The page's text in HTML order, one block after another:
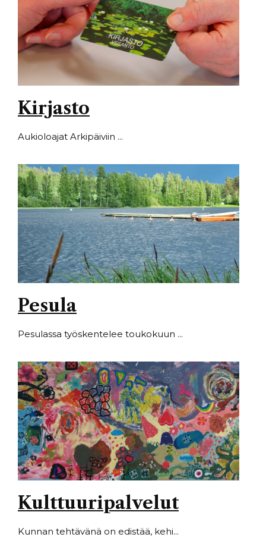
Kirjasto
Aukioloajat Arkipäiviin ...
Pesula
Pesulassa työskentelee toukokuun ...
Kulttuuripalvelut
Kunnan tehtävänä on edistää, kehi...